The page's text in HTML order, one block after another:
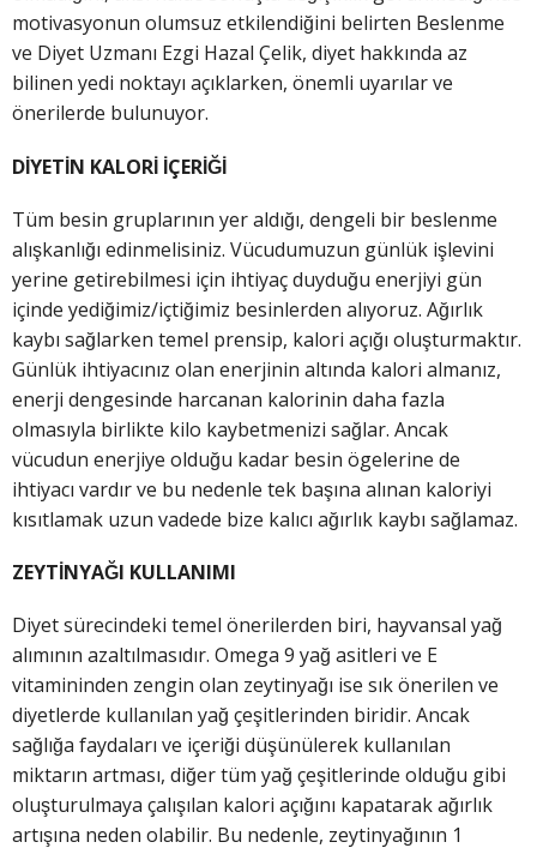
motivasyonun olumsuz etkilendiğini belirten Beslenme
ve Diyet Uzmanı Ezgi Hazal Çelik, diyet hakkında az
bilinen yedi noktayı açıklarken, önemli uyarılar ve
önerilerde bulunuyor.
DİYETİN KALORİ İÇERİĞİ
Tüm besin gruplarının yer aldığı, dengeli bir beslenme
alışkanlığı edinmelisiniz. Vücudumuzun günlük işlevini
yerine getirebilmesi için ihtiyaç duyduğu enerjiyi gün
içinde yediğimiz/içtiğimiz besinlerden alıyoruz. Ağırlık
kaybı sağlarken temel prensip, kalori açığı oluşturmaktır.
Günlük ihtiyacınız olan enerjinin altında kalori almanız,
enerji dengesinde harcanan kalorinin daha fazla
olmasıyla birlikte kilo kaybetmenizi sağlar. Ancak
vücudun enerjiye olduğu kadar besin ögelerine de
ihtiyacı vardır ve bu nedenle tek başına alınan kaloriyi
kısıtlamak uzun vadede bize kalıcı ağırlık kaybı sağlamaz.
ZEYTİNYAĞI KULLANIMI
Diyet sürecindeki temel önerilerden biri, hayvansal yağ
alımının azaltılmasıdır. Omega 9 yağ asitleri ve E
vitamininden zengin olan zeytinyağı ise sık önerilen ve
diyetlerde kullanılan yağ çeşitlerinden biridir. Ancak
sağlığa faydaları ve içeriği düşünülerek kullanılan
miktarın artması, diğer tüm yağ çeşitlerinde olduğu gibi
oluşturulmaya çalışılan kalori açığını kapatarak ağırlık
artışına neden olabilir. Bu nedenle, zeytinyağının 1